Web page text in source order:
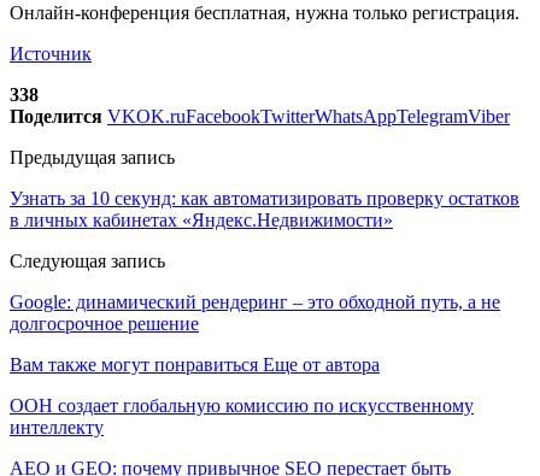
Онлайн-конференция бесплатная, нужна только регистрация.
Источник
338
Поделится VKOK.ruFacebookTwitterWhatsAppTelegramViber
Предыдущая запись
Узнать за 10 секунд: как автоматизировать проверку остатков
в личных кабинетах «Яндекс.Недвижимости»
Следующая запись
Google: динамический рендеринг – это обходной путь, а не
долгосрочное решение
Вам также могут понравиться Еще от автора
ООН создает глобальную комиссию по искусственному
интеллекту
AEO и GEO: почему привычное SEO перестает быть